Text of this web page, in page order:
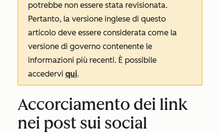
potrebbe non essere stata revisionata.
Pertanto, la versione inglese di questo
articolo deve essere considerata come la
versione di governo contenente le
informazioni più recenti. È possibile
accedervi qui.
Accorciamento dei link
nei post sui social